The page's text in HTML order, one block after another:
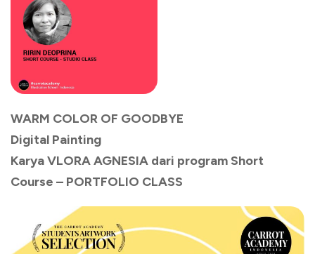
WARM COLOR OF GOODBYE
Digital Painting
Karya VLORA AGNESIA dari program Short
Course – PORTFOLIO CLASS